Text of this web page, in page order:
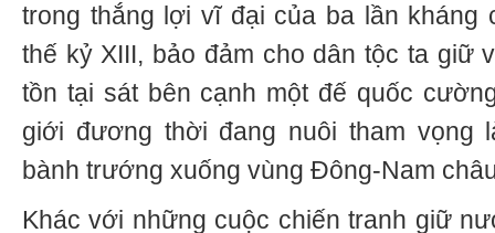
trong thắng lợi vĩ đại của ba lần kháng
thế kỷ XIII, bảo đảm cho dân tộc ta giữ
tồn tại sát bên cạnh một đế quốc
giới đương thời đang nuôi tham vọng
bành trướng xuống vùng Đông-Nam
Khác với những cuộc chiến tranh giữ